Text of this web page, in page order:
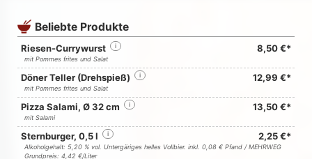
Beliebte Produkte
Riesen-Currywurst i 8,50 €*
mit Pommes frites und Salat
Döner Teller (Drehspieß) i 12,99 €*
mit Pommes frites und Salat
Pizza Salami, Ø 32 cm i 13,50 €*
mit Salami
Sternburger, 0,5 l i 2,25 €*
Alkoholgehalt: 5,20 % vol. Untergäriges helles Vollbier. inkl. 0,08 € Pfand / MEHRWEG
Grundpreis: 4,42 €/Liter